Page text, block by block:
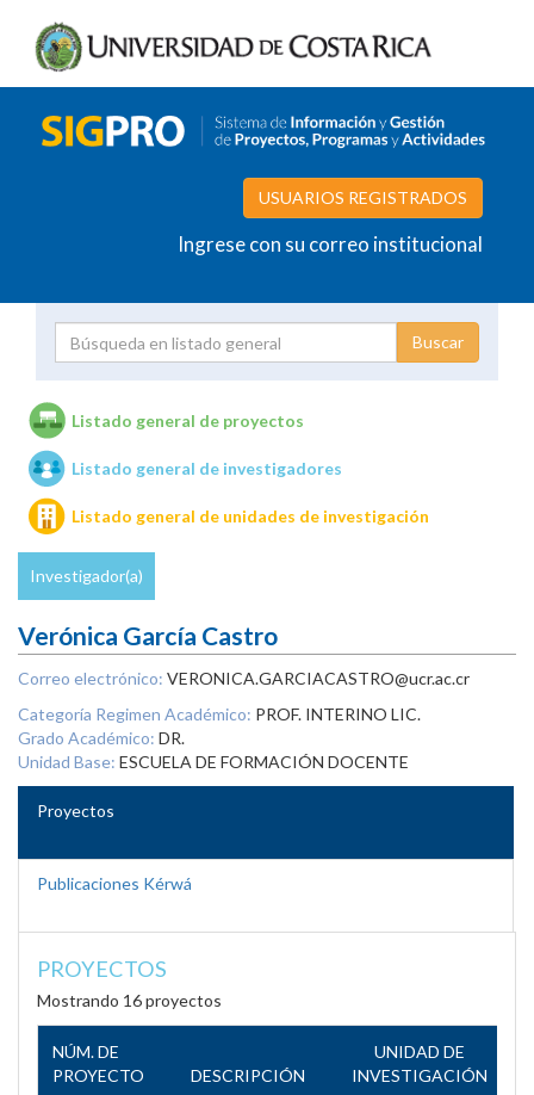
USUARIOS REGISTRADOS
Ingrese con su correo institucional
Unidades de investigación
Listado general de proyectos
Listado general de investigadores
Listado general de unidades de investigación
Investigador(a)
Verónica García Castro
Correo electrónico: VERONICA.GARCIACASTRO@ucr.ac.cr
Categoría Regimen Académico: PROF. INTERINO LIC.
Grado Académico: DR.
Unidad Base: ESCUELA DE FORMACIÓN DOCENTE
Proyectos
Publicaciones Kérwá
PROYECTOS
Mostrando 16 proyectos
NÚM. DE
PROYECTO
DESCRIPCIÓN
UNIDAD DE
INVESTIGACIÓN